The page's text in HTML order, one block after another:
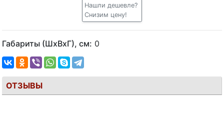
Нашли дешевле?
Снизим цену!
Габариты (ШхВхГ), см: 0
ОТЗЫВЫ